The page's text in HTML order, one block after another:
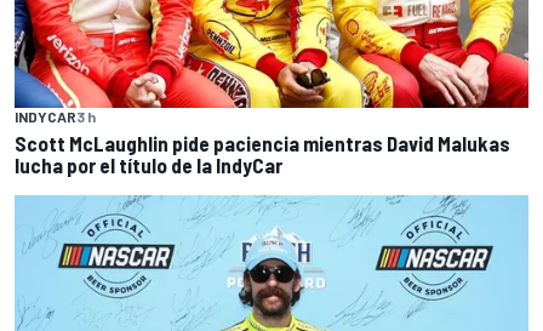
INDYCAR3 h
Scott McLaughlin pide paciencia mientras David Malukas
lucha por el título de la IndyCar